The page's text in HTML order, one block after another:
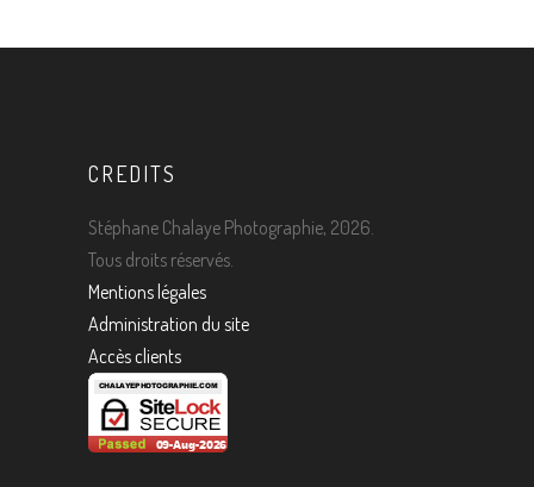
CREDITS
Stéphane Chalaye Photographie, 2026.
Tous droits réservés.
Mentions légales
Administration du site
Accès clients